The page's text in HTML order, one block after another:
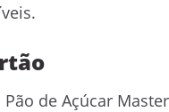
de Açúcar